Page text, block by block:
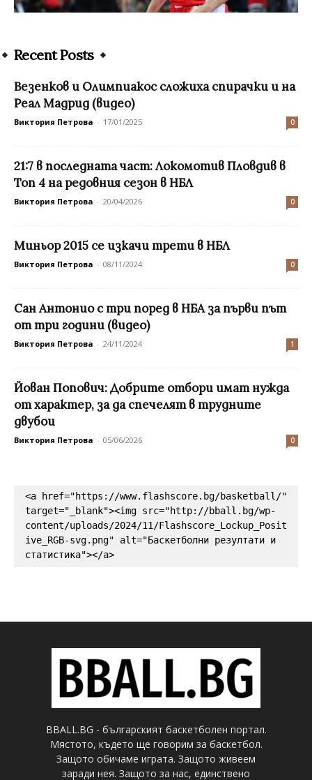
Recent Posts
Везенков и Олимпиакос сложиха спирачки и на
Реал Мадрид (видео)
Виктория Петрова - 17/01/2025 0
21:7 в последната част: Локомотив Пловдив в
Топ 4 на редовния сезон в НБЛ
Виктория Петрова - 20/04/2026 0
Миньор 2015 се изкачи трети в НБЛ
Виктория Петрова - 08/11/2024 0
Сан Антонио с три поред в НБА за първи път
от три години (видео)
Виктория Петрова - 24/11/2024 1
Йован Попович: Добрите отбори имат нужда
от характер, за да спечелят в трудните
двубои
Виктория Петрова - 05/06/2026 0
<a href="https://www.flashscore.bg/basketball/"
target="_blank"><img src="http://bball.bg/wp-
content/uploads/2024/11/Flashscore_Lockup_Posit
ive_RGB-svg.png" alt="Баскетболни резултати и
статистика"></a>
BBALL.BG - българският баскетболен портал.
Мястото, където ще говорим за баскетбол.
Защото обичаме играта. Защото живеем
заради нея. Защото за нас, единствено